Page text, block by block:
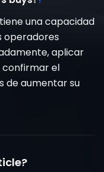
una capacidad
operadores
aplicar
confirmar el
de aumentar su